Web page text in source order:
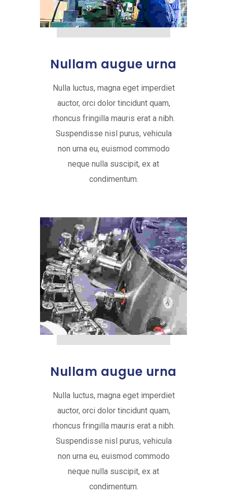
Nullam augue urna
Nulla luctus, magna eget imperdiet
auctor, orci dolor tincidunt quam,
rhoncus fringilla mauris erat a nibh.
Suspendisse nisl purus, vehicula
non urna eu, euismod commodo
neque nulla suscipit, ex at
condimentum.
Nullam augue urna
Nulla luctus, magna eget imperdiet
auctor, orci dolor tincidunt quam,
rhoncus fringilla mauris erat a nibh.
Suspendisse nisl purus, vehicula
non urna eu, euismod commodo
neque nulla suscipit, ex at
condimentum.